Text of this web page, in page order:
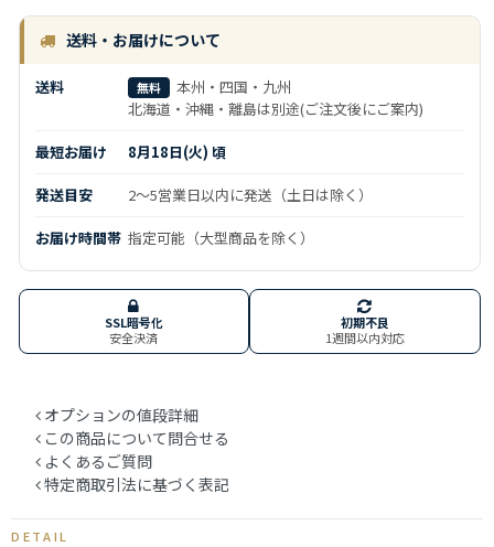
送料・お届けについて
送料 無料
本州・四国・九州
北海道・沖縄・離島は別途(ご注文後にご案内)
最短お届け 8月18日(火) 頃
発送目安 2～5営業日以内に発送（土日は除く）
お届け時間帯 指定可能（大型商品を除く）
SSL暗号化
安全決済
初期不良
1週間以内対応
オプションの値段詳細
この商品について問合せる
よくあるご質問
特定商取引法に基づく表記